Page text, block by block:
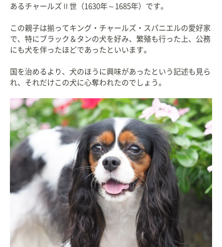
あるチャールズⅡ世（1630年～1685年）です。
この親子は揃ってキング・チャールズ・スパニエルの愛好家
で、特にブラック＆タンの犬を好み、繁殖も行った上、公務
にも犬を伴ったほどであったといいます。
国を治めるより、犬のほうに興味があったという記述も見ら
れ、それだけこの犬に心奪われたのでしょう。